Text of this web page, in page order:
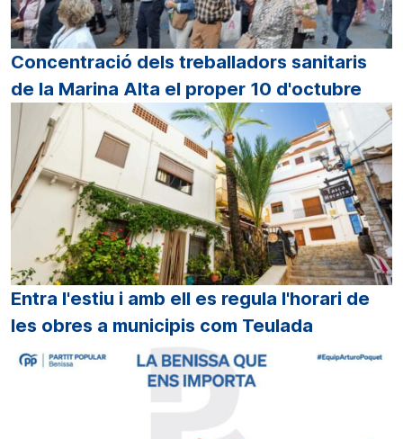
Concentració dels treballadors sanitaris
de la Marina Alta el proper 10 d'octubre
Entra l'estiu i amb ell es regula l'horari de
les obres a municipis com Teulada